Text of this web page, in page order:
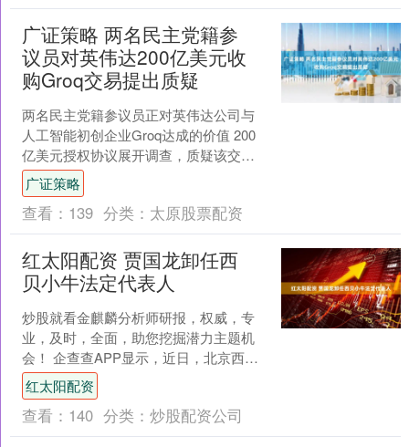
广证策略 两名民主党籍参
议员对英伟达200亿美元收
购Groq交易提出质疑
两名民主党籍参议员正对英伟达公司与
人工智能初创企业Groq达成的价值 200
亿美元授权协议展开调查，质疑该交易
通过不当方式规避并购审查、非法巩固
其在 AI 算....
广证策略
查看： 139 分类： 太原股票配资
红太阳配资 贾国龙卸任西
贝小牛法定代表人
炒股就看金麒麟分析师研报，权威，专
业，及时，全面，助您挖掘潜力主题机
会！ 企查查APP显示，近日，北京西贝
小牛餐饮管理有限公司发生工商变更，
公司更名为北京贝牛餐....
红太阳配资
查看： 140 分类： 炒股配资公司